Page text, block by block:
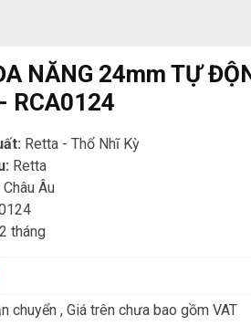
NĂNG 24mm TỰ
RCA0124
Retta - Thổ Nhĩ Kỳ
Retta
Châu Âu
tháng
chuyển , Giá trên chưa bao gồm VAT